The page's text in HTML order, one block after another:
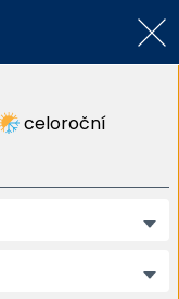
celoroční